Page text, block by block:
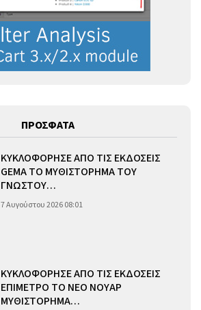
ΠΡΟΣΦΑΤΑ
ΚΥΚΛΟΦΟΡΗΣΕ ΑΠΟ ΤΙΣ ΕΚΔΟΣΕΙΣ
GEMA ΤΟ ΜΥΘΙΣΤΟΡΗΜΑ ΤΟΥ
ΓΝΩΣΤΟΥ…
7 Αυγούστου 2026 08:01
ΚΥΚΛΟΦΟΡΗΣΕ ΑΠΟ ΤΙΣ ΕΚΔΟΣΕΙΣ
ΕΠΙΜΕΤΡΟ ΤΟ ΝΕΟ ΝΟΥΑΡ
ΜΥΘΙΣΤΟΡΗΜΑ…